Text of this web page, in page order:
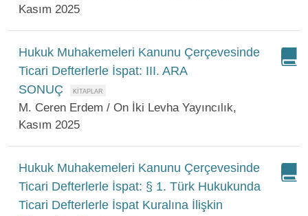
Kasım 2025
Hukuk Muhakemeleri Kanunu Çerçevesinde
Ticari Defterlerle İspat: III. ARA
SONUÇ
M. Ceren Erdem / On İki Levha Yayıncılık,
Kasım 2025
Hukuk Muhakemeleri Kanunu Çerçevesinde
Ticari Defterlerle İspat: § 1. Türk Hukukunda
Ticari Defterlerle İspat Kuralına İlişkin